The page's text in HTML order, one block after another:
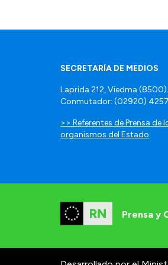
SECRETARÍA DE MEDIOS
Laprida 212, Viedma (8500).
Conmutador: (02920)
>> Referentes de Prensa de
organismos del Estado
Prensa y